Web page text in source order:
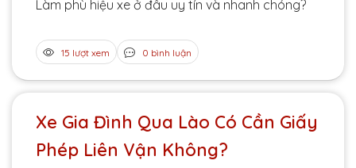
Làm phù hiệu xe ở đâu uy tín và nhanh chóng?
15 lượt xem 0 bình luận
Xe Gia Đình Qua Lào Có Cần Giấy
Phép Liên Vận Không?